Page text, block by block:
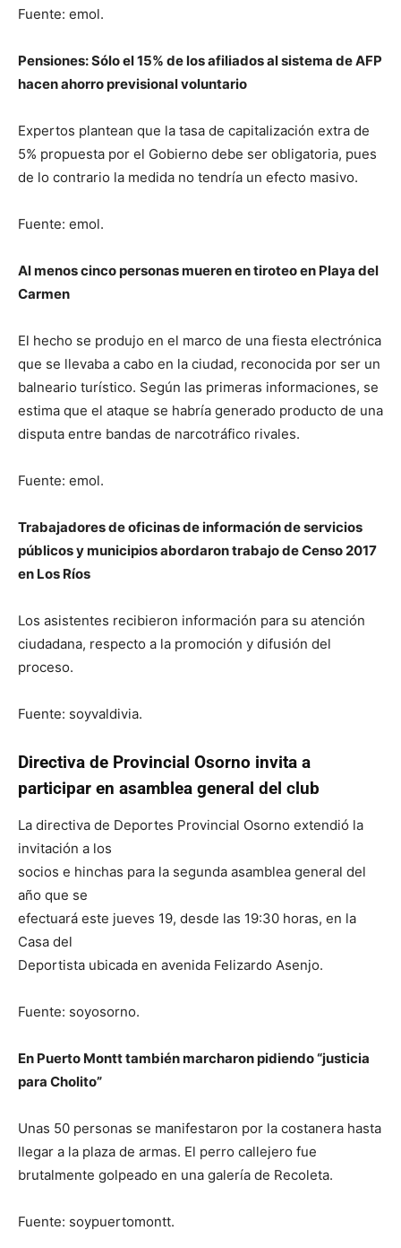
Fuente: emol.
Pensiones: Sólo el 15% de los afiliados al sistema de AFP
hacen ahorro previsional voluntario
Expertos plantean que la tasa de capitalización extra de
5% propuesta por el Gobierno debe ser obligatoria, pues
de lo contrario la medida no tendría un efecto masivo.
Fuente: emol.
Al menos cinco personas mueren en tiroteo en Playa del
Carmen
El hecho se produjo en el marco de una fiesta electrónica
que se llevaba a cabo en la ciudad, reconocida por ser un
balneario turístico. Según las primeras informaciones, se
estima que el ataque se habría generado producto de una
disputa entre bandas de narcotráfico rivales.
Fuente: emol.
Trabajadores de oficinas de información de servicios
públicos y municipios abordaron trabajo de Censo 2017
en Los Ríos
Los asistentes recibieron información para su atención
ciudadana, respecto a la promoción y difusión del
proceso.
Fuente: soyvaldivia.
Directiva de Provincial Osorno invita a
participar en asamblea general del club
La directiva de Deportes Provincial Osorno extendió la
invitación a los
socios e hinchas para la segunda asamblea general del
año que se
efectuará este jueves 19, desde las 19:30 horas, en la
Casa del
Deportista ubicada en avenida Felizardo Asenjo.
Fuente: soyosorno.
En Puerto Montt también marcharon pidiendo “justicia
para Cholito”
Unas 50 personas se manifestaron por la costanera hasta
llegar a la plaza de armas. El perro callejero fue
brutalmente golpeado en una galería de Recoleta.
Fuente: soypuertomontt.